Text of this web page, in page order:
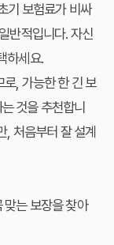
기 보험료가 비싸
반적입니다. 자신
하세요.
, 가능한 한 긴 보
것을 추천합니
, 처음부터 잘 설계
맞는 보장을 찾아